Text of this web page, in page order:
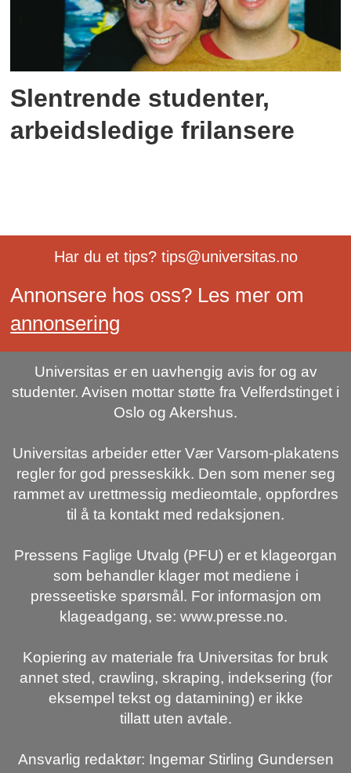
Slentrende studenter,
arbeidsledige frilansere
Har du et tips? tips@universitas.no
Annonsere hos oss? Les mer om
annonsering
Universitas er en uavhengig avis for og av
studenter. Avisen mottar støtte fra Velferdstinget i
Oslo og Akershus.
Universitas arbeider etter Vær Varsom-plakatens
regler for god presseskikk. Den som mener seg
rammet av urettmessig medieomtale, oppfordres
til å ta kontakt med redaksjonen.
Pressens Faglige Utvalg (PFU) er et klageorgan
som behandler klager mot mediene i
presseetiske spørsmål. For informasjon om
klageadgang, se: www.presse.no.
Kopiering av materiale fra Universitas for bruk
annet sted, crawling, skraping, indeksering (for
eksempel tekst og datamining) er ikke
tillatt uten avtale.
Ansvarlig redaktør: Ingemar Stirling Gundersen